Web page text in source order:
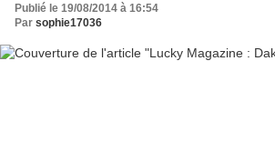
Publié le 19/08/2014 à 16:54
Par sophie17036